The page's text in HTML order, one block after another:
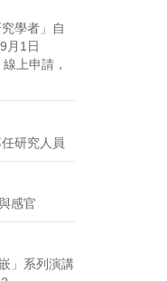
學者」自
月1日
上申請，
研究人員
感官
」系列演講